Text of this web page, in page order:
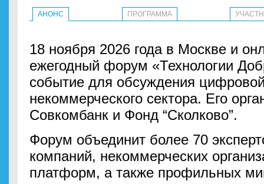
АНОНС ПРОГРАММА
18 ноября 2026 года в Москве и
ежегодный форум «Технологии
событие для обсуждения
некоммерческого сектора. Его
Совкомбанк и Фонд “Сколково”.
Форум объединит более 70
компаний, некоммерческих
платформ, а также профильных